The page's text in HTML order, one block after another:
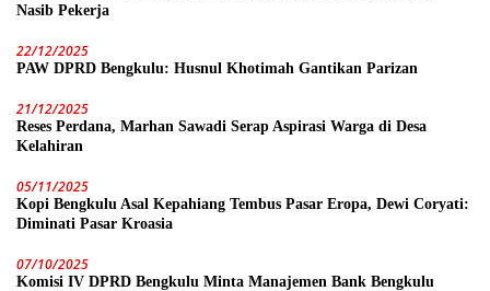
Nasib Pekerja
22/12/2025
PAW DPRD Bengkulu: Husnul Khotimah Gantikan Parizan
21/12/2025
Reses Perdana, Marhan Sawadi Serap Aspirasi Warga di Desa
Kelahiran
05/11/2025
Kopi Bengkulu Asal Kepahiang Tembus Pasar Eropa, Dewi Coryati:
Diminati Pasar Kroasia
07/10/2025
Komisi IV DPRD Bengkulu Minta Manajemen Bank Bengkulu